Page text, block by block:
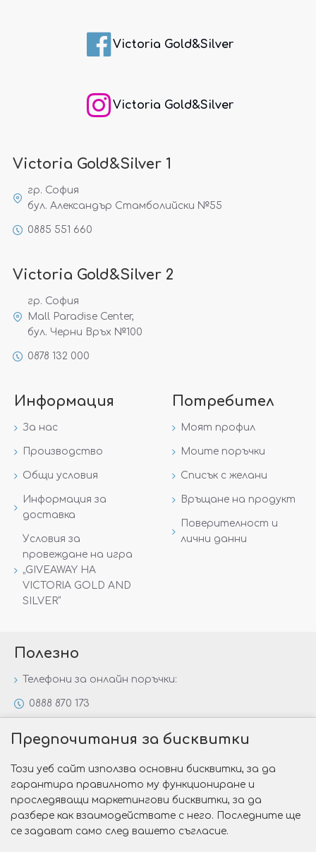
Victoria Gold&Silver
Victoria Gold&Silver
Victoria Gold&Silver 1
гр. София
бул. Александър Стамболийски №55
0885 551 660
Victoria Gold&Silver 2
гр. София
Mall Paradise Center,
бул. Черни Връх №100
0878 132 000
Информация
За нас
Производство
Общи условия
Информация за
доставка
Условия за
провеждане на игра
„GIVEAWAY НА
VICTORIA GOLD AND
SILVER“
Потребител
Моят профил
Моите поръчки
Списък с желани
Връщане на продукт
Поверителност и
лични данни
Полезно
Телефони за онлайн поръчки:
0888 870 173
Специални предложения
Защо да изберете Victoria Gold&Silver?
Как да изберем годежен пръстен?
Предпочитания за бисквитки
Този уеб сайт използва основни бисквитки, за да
гарантира правилното му функциониране и
проследяващи маркетингови бисквитки, за да
разбере как взаимодействате с него. Последните ще
се задават само след вашето съгласие.